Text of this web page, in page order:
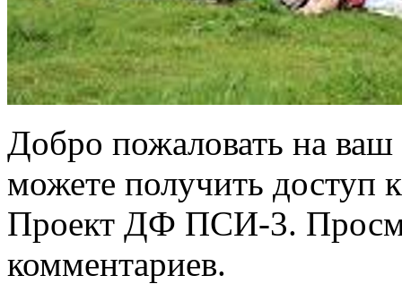
Добро пожаловать на
можете получить доступ
Проект ДФ ПСИ-3.
комментариев.